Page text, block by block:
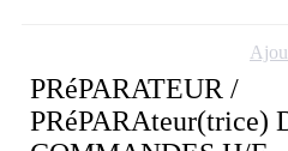
PRéPARATEUR /
PRéPARAteur(trice)